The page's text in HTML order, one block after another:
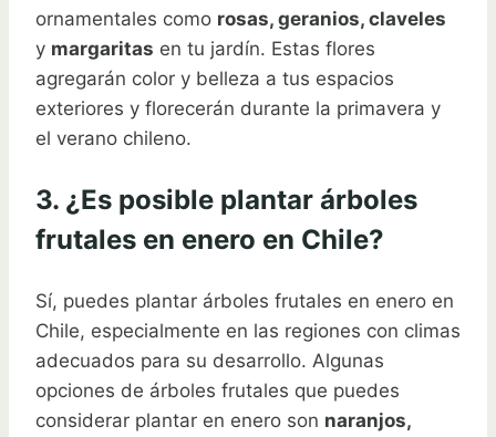
ornamentales como rosas, geranios, claveles
y margaritas en tu jardín. Estas flores
agregarán color y belleza a tus espacios
exteriores y florecerán durante la primavera y
el verano chileno.
3. ¿Es posible plantar árboles
frutales en enero en Chile?
Sí, puedes plantar árboles frutales en enero en
Chile, especialmente en las regiones con climas
adecuados para su desarrollo. Algunas
opciones de árboles frutales que puedes
considerar plantar en enero son naranjos,